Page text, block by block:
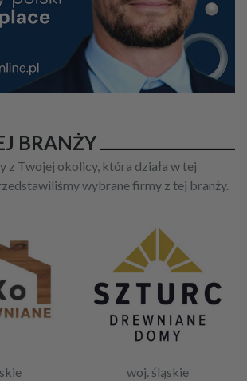
BRANŻY
z Twojej okolicy, która działa w tej
wybrane firmy z tej branży.
woj. śląskie